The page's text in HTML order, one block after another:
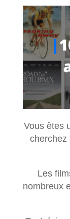
Vous êtes
cherchez
Les
nombreux